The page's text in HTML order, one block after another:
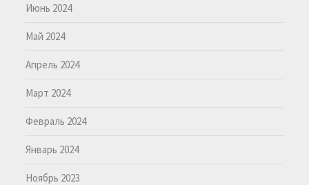
Июнь 2024
Май 2024
Апрель 2024
Март 2024
Февраль 2024
Январь 2024
Ноябрь 2023